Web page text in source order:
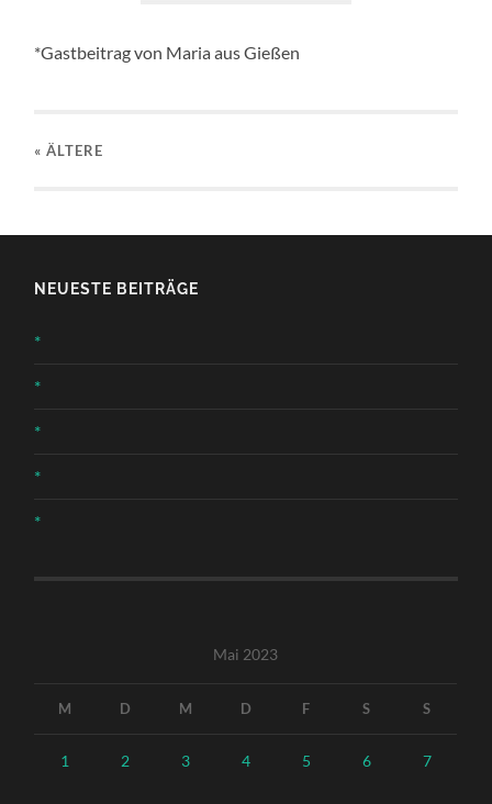
*Gastbeitrag von Maria aus Gießen
« ÄLTERE
NEUESTE BEITRÄGE
*
*
*
*
*
Mai 2023
M D M D F S S
1 2 3 4 5 6 7